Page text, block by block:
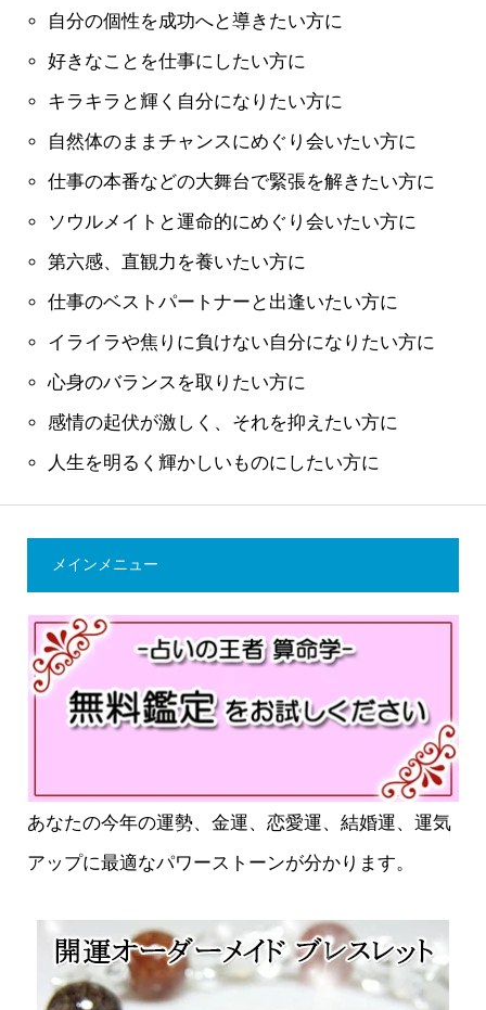
自分の個性を成功へと導きたい方に
好きなことを仕事にしたい方に
キラキラと輝く自分になりたい方に
自然体のままチャンスにめぐり会いたい方に
仕事の本番などの大舞台で緊張を解きたい方に
ソウルメイトと運命的にめぐり会いたい方に
第六感、直観力を養いたい方に
仕事のベストパートナーと出逢いたい方に
イライラや焦りに負けない自分になりたい方に
心身のバランスを取りたい方に
感情の起伏が激しく、それを抑えたい方に
人生を明るく輝かしいものにしたい方に
メインメニュー
あなたの今年の運勢、金運、恋愛運、結婚運、運気
アップに最適なパワーストーンが分かります。